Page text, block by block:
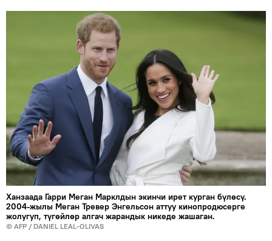
Ханзаада Гарри Меган Марклдын экинчи ирет курган бүлөсү.
2004-жылы Меган Тревер Энгельсон аттуу кинопродюсерге
жолугуп, түгөйлөр алгач жарандык никеде жашаган.
© AFP / DANIEL LEAL-OLIVAS